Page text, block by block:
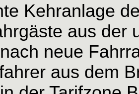
Kehranlage
aus der
neue
aus dem